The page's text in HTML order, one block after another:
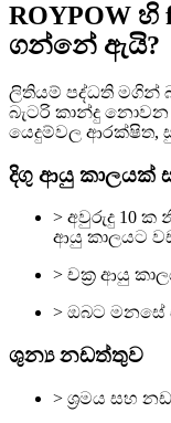
ROYPOW
ගන්නේ ඇයි?
ලිතියම් පද්ධති මගින්
බැටරි කාන්දු
යෙදුම්වල ආරක්ෂිත,
දිගු ආයු කාලයක්
> අවුරුදු 10 ක
ආයු කාලයට
> චක්‍ර ආයු
> ඔබට මනසේ
ශුන්‍ය නඩත්තුව
> ශ්‍රමය සහ